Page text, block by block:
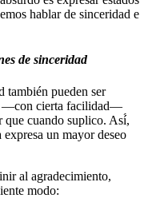
hablar de sinceridad e
de sinceridad
también pueden ser
—con cierta facilidad—
que cuando suplico. Así́,
un mayor deseo
al agradecimiento,
modo: